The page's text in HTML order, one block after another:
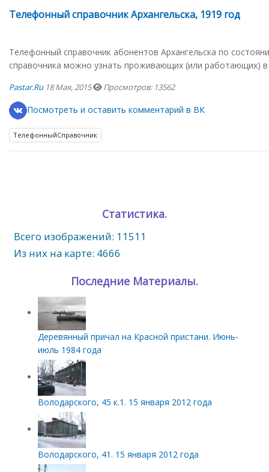
Телефонный справочник Архангельска, 1919 год
Телефонный справочник абонентов Архангельска по
справочника можно узнать проживающих (или работающих) в
Pastar.ru 18 Мая, 2015 Просмотров: 13562
Посмотреть и оставить комментарий в ВК
ТелефонныйСправочник
Статистика.
Всего изображений: 11511
Из них на карте: 4666
Последние Материалы.
Деревянный причал на Красной пристани. Июнь-
июль 1984 года
Володарского, 45 к.1. 15 января 2012 года
Володарского, 41. 15 января 2012 года